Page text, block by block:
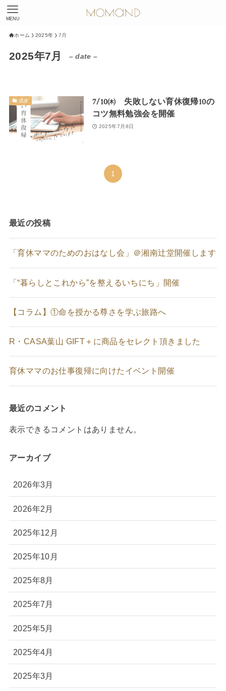
MENU
ホーム 2025年 7月
2025年7月 – date –
講座
7/10㈭ 失敗しない育休復帰10の
コツ無料勉強会を開催
2025年7月8日
1
最近の投稿
「育休ママのためのおはなし会」＠湘南辻堂開催します
「“暮らしとこれから”を整えるいちにち」開催
【コラム】①命を授かる尊さを学ぶ旅路へ
R・CASA葉山 GIFT＋に商品をセレクト頂きました
育休ママのお仕事復帰に向けたイベント開催
最近のコメント
表示できるコメントはありません。
アーカイブ
2026年3月
2026年2月
2025年12月
2025年10月
2025年8月
2025年7月
2025年5月
2025年4月
2025年3月